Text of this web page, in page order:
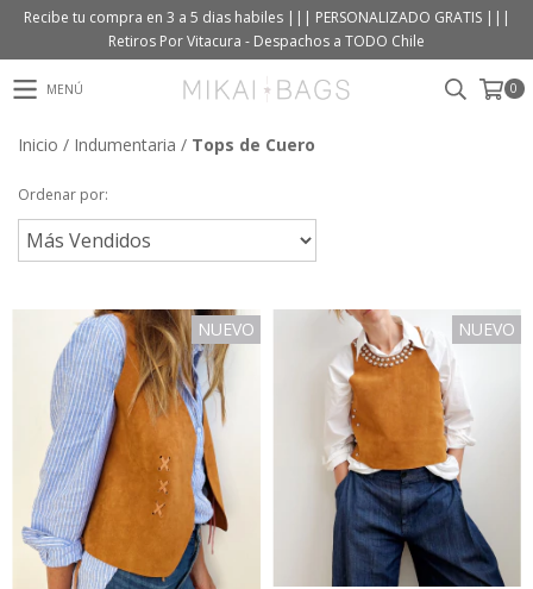
Recibe tu compra en 3 a 5 dias habiles ||| PERSONALIZADO GRATIS |||
Retiros Por Vitacura - Despachos a TODO Chile
MENÚ 0
Inicio / Indumentaria / Tops de Cuero
Ordenar por:
NUEVO NUEVO